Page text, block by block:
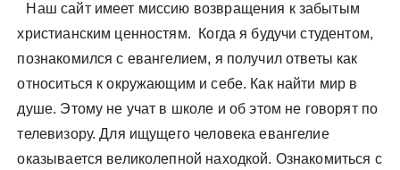
Наш сайт имеет миссию возвращения к забытым
христианским ценностям. Когда я будучи студентом,
познакомился с евангелием, я получил ответы как
относиться к окружающим и себе. Как найти мир в
душе. Этому не учат в школе и об этом не говорят по
телевизору. Для ищущего человека евангелие
оказывается великолепной находкой. Ознакомиться с